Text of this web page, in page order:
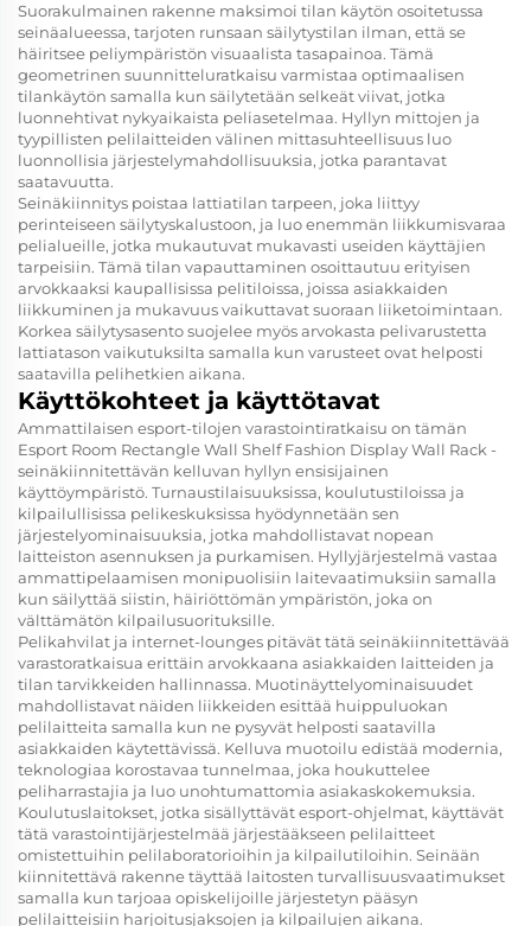
Suorakulmainen rakenne maksimoi tilan käytön osoitetussa
seinäalueessa, tarjoten runsaan säilytystilan ilman, että se
häiritsee peliympäristön visuaalista tasapainoa. Tämä
geometrinen suunnitteluratkaisu varmistaa optimaalisen
tilankäytön samalla kun säilytetään selkeät viivat, jotka
luonnehtivat nykyaikaista peliasetelmaa. Hyllyn mittojen ja
tyypillisten pelilaitteiden välinen mittasuhteellisuus luo
luonnollisia järjestelymahdollisuuksia, jotka parantavat
saatavuutta.
Seinäkiinnitys poistaa lattiatilan tarpeen, joka liittyy
perinteiseen säilytyskalustoon, ja luo enemmän liikkumisvaraa
pelialueille, jotka mukautuvat mukavasti useiden käyttäjien
tarpeisiin. Tämä tilan vapauttaminen osoittautuu erityisen
arvokkaaksi kaupallisissa pelitiloissa, joissa asiakkaiden
liikkuminen ja mukavuus vaikuttavat suoraan liiketoimintaan.
Korkea säilytysasento suojelee myös arvokasta pelivarustetta
lattiatason vaikutuksilta samalla kun varusteet ovat helposti
saatavilla pelihetkien aikana.
Käyttökohteet ja käyttötavat
Ammattilaisen esport-tilojen varastointiratkaisu on tämän
Esport Room Rectangle Wall Shelf Fashion Display Wall Rack -
seinäkiinnitettävän kelluvan hyllyn ensisijainen
käyttöympäristö. Turnaustilaisuuksissa, koulutustiloissa ja
kilpailullisissa pelikeskuksissa hyödynnetään sen
järjestelyominaisuuksia, jotka mahdollistavat nopean
laitteiston asennuksen ja purkamisen. Hyllyjärjestelmä vastaa
ammattipelaamisen monipuolisiin laitevaatimuksiin samalla
kun säilyttää siistin, häiriöttömän ympäristön, joka on
välttämätön kilpailusuorituksille.
Pelikahvilat ja internet-lounges pitävät tätä seinäkiinnitettävää
varastoratkaisua erittäin arvokkaana asiakkaiden laitteiden ja
tilan tarvikkeiden hallinnassa. Muotinäyttelyominaisuudet
mahdollistavat näiden liikkeiden esittää huippuluokan
pelilaitteita samalla kun ne pysyvät helposti saatavilla
asiakkaiden käytettävissä. Kelluva muotoilu edistää modernia,
teknologiaa korostavaa tunnelmaa, joka houkuttelee
peliharrastajia ja luo unohtumattomia asiakaskokemuksia.
Koulutuslaitokset, jotka sisällyttävät esport-ohjelmat, käyttävät
tätä varastointijärjestelmää järjestääkseen pelilaitteet
omistettuihin pelilaboratorioihin ja kilpailutiloihin. Seinään
kiinnitettävä rakenne täyttää laitosten turvallisuusvaatimukset
samalla kun tarjoaa opiskelijoille järjestetyn pääsyn
pelilaitteisiin harjoitusjaksojen ja kilpailujen aikana.